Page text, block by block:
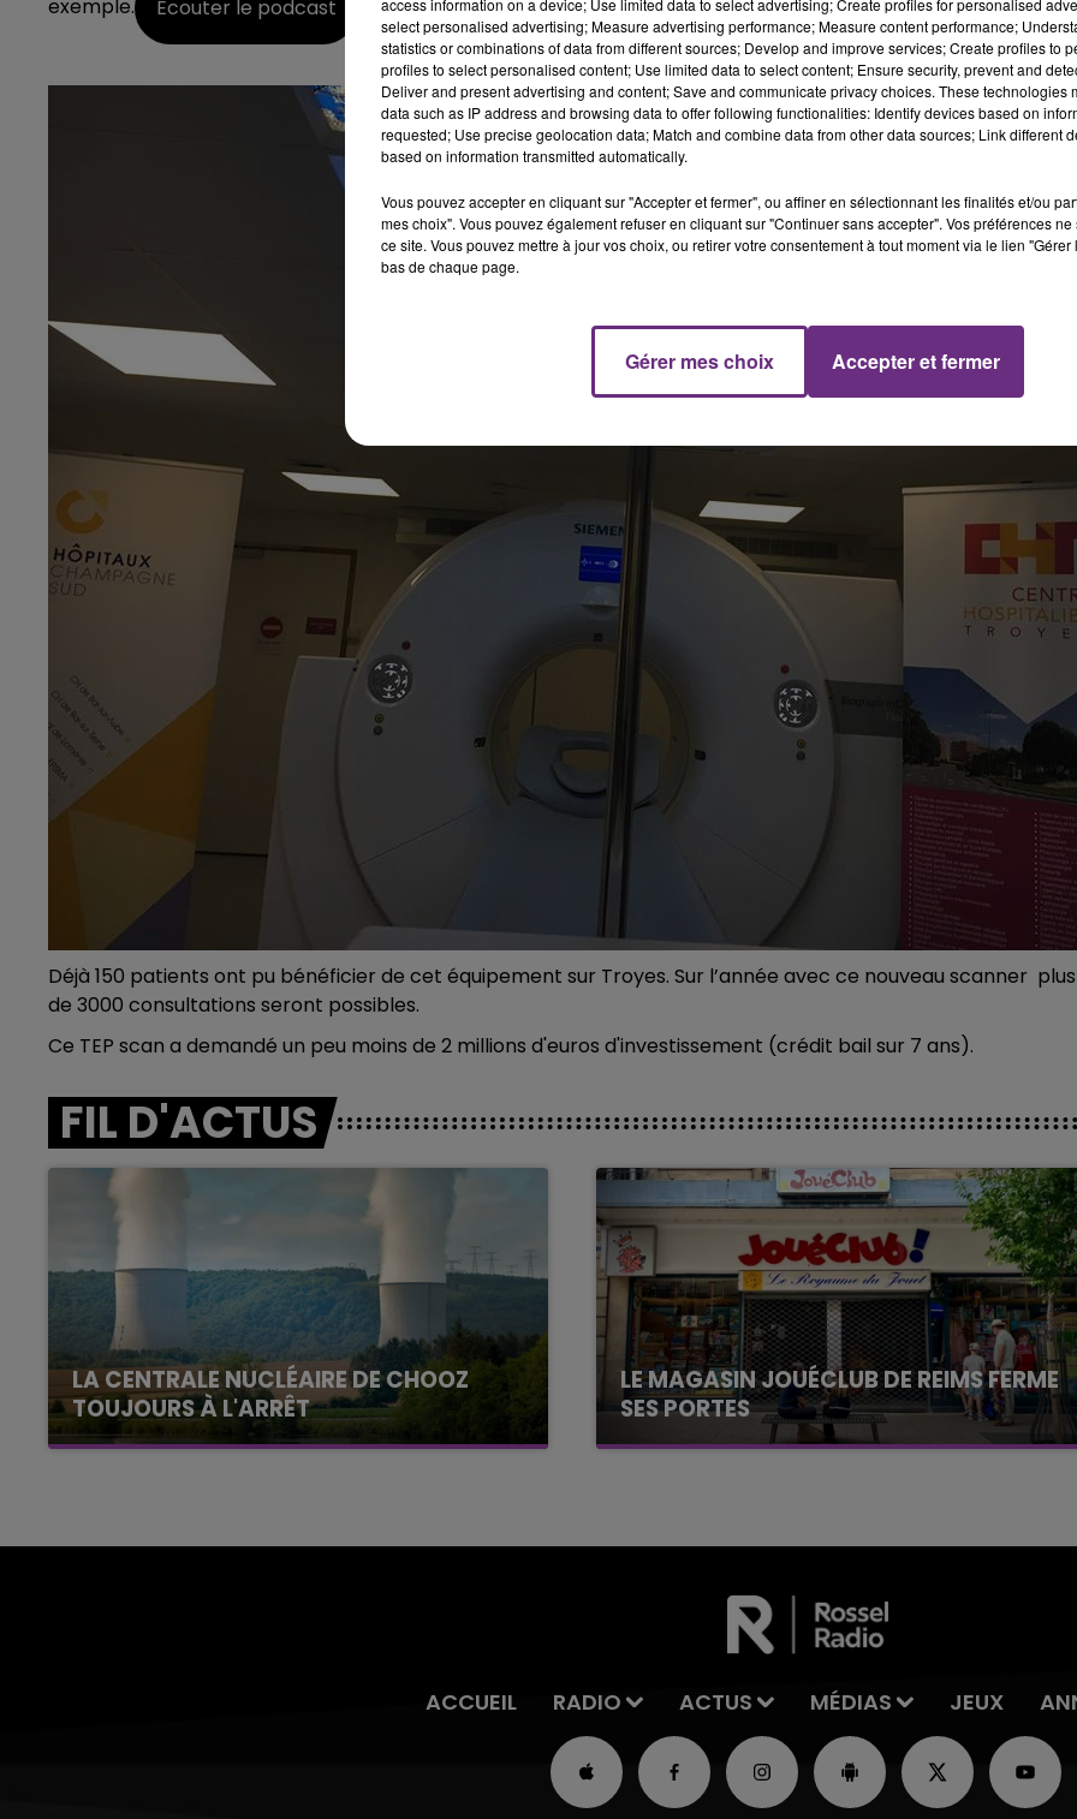
exemple.
Écouter le podcast
Déjà 150 patients ont pu bénéficier de cet équipement sur Troyes. Sur l’année avec ce nouveau scanner plus
de 3000 consultations seront possibles.
Ce TEP scan a demandé un peu moins de 2 millions d'euros d'investissement (crédit bail sur 7 ans).
FIL D'ACTUS
LA CENTRALE NUCLÉAIRE DE CHOOZ
TOUJOURS À L'ARRÊT
Cela fait déjà une semaine que la centrale
LE MAGASIN JOUÉCLUB DE REIMS FERME
SES PORTES
C'était l'une des institutions du centre-ville
ACCUEIL RADIO ACTUS MÉDIAS JEUX
access information on a device; Use limited data to select advertising; Create profiles for personalised
select personalised advertising; Measure advertising performance; Measure content performance;
statistics or combinations of data from different sources; Develop and improve services; Create profiles to
profiles to select personalised content; Use limited data to select content; Ensure security, prevent and
Deliver and present advertising and content; Save and communicate privacy choices. These technologies
data such as IP address and browsing data to offer following functionalities: Identify devices based on
requested; Use precise geolocation data; Match and combine data from other data sources; Link different
based on information transmitted automatically.
Vous pouvez accepter en cliquant sur "Accepter et fermer", ou affiner en sélectionnant les finalités et/ou
mes choix". Vous pouvez également refuser en cliquant sur "Continuer sans accepter". Vos préférences
ce site. Vous pouvez mettre à jour vos choix, ou retirer votre consentement à tout moment via le lien
bas de chaque page.
Gérer mes choix Accepter et fermer